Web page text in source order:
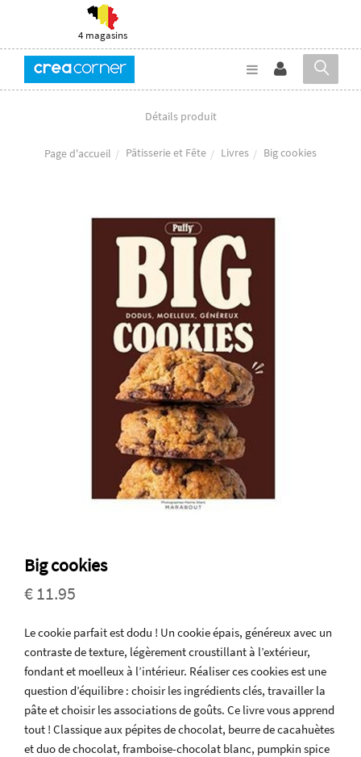
4 magasins
Détails produit
Page d'accueil Pâtisserie et Fête Livres Big cookies
Big cookies
€ 11.95
Le cookie parfait est dodu ! Un cookie épais, généreux avec un
contraste de texture, légèrement croustillant à l’extérieur,
fondant et moelleux à l’intérieur. Réaliser ces cookies est une
question d’équilibre : choisir les ingrédients clés, travailler la
pâte et choisir les associations de goûts. Ce livre vous apprend
tout ! Classique aux pépites de chocolat, beurre de cacahuètes
et duo de chocolat, framboise-chocolat blanc, pumpkin spice